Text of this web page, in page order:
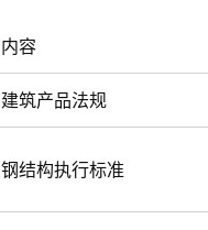
内容
建筑产品法规
钢结构执行标准